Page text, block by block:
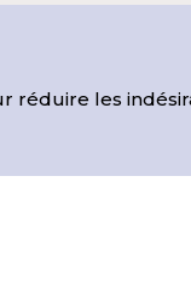
réduire les